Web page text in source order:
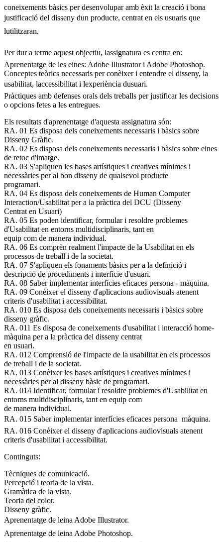
coneixements bàsics per desenvolupar amb èxit la creació i bona
justificació del disseny dun producte, centrat en els usuaris que
lutilitzaran.
Per dur a terme aquest objectiu, lassignatura es centra en:
Aprenentatge de les eines: Adobe Illustrator i Adobe Photoshop.
Conceptes teòrics necessaris per conèixer i entendre el disseny, la
usabilitat, laccessibilitat i lexperiència dusuari.
Pràctiques amb defenses orals dels treballs per justificar les decisions
o opcions fetes a les entregues.
Els resultats d'aprenentatge d'aquesta assignatura són:
RA. 01 Es disposa dels coneixements necessaris i bàsics sobre
Disseny Gràfic.
RA. 02 Es disposa dels coneixements necessaris i bàsics sobre eines
de retoc d'imatge.
RA. 03 S'apliquen les bases artístiques i creatives mínimes i
necessàries per al bon disseny de qualsevol producte
programari.
RA. 04 Es disposa dels coneixements de Human Computer
Interaction/Usabilitat per a la pràctica del DCU (Disseny
Centrat en Usuari)
RA. 05 Es poden identificar, formular i resoldre problemes
d'Usabilitat en entorns multidisciplinaris, tant en
equip com de manera individual.
RA. 06 Es comprèn realment l'impacte de la Usabilitat en els
processos de treball i de la societat.
RA. 07 S'apliquen els fonaments bàsics per a la definició i
descripció de procediments i interfície d'usuari.
RA. 08 Saber implementar interfícies eficaces persona - màquina.
RA. 09 Conèixer el disseny d'aplicacions audiovisuals atenent
criteris d'usabilitat i accessibilitat.
RA. 010 Es disposa dels coneixements necessaris i bàsics sobre
disseny gràfic.
RA. 011 Es disposa de coneixements d'usabilitat i interacció home-
màquina per a la pràctica del disseny centrat
en usuari.
RA. 012 Comprensió de l'impacte de la usabilitat en els processos
de treball i de la societat.
RA. 013 Conèixer les bases artístiques i creatives mínimes i
necessàries per al disseny bàsic de programari.
RA. 014 Identificar, formular i resoldre problemes d'Usabilitat en
entorns multidisciplinaris, tant en equip com
de manera individual.
RA. 015 Saber implementar interfícies eficaces persona  màquina.
RA. 016 Conèixer el disseny d'aplicacions audiovisuals atenent
criteris d'usabilitat i accessibilitat.
Continguts:
Tècniques de comunicació.
Percepció i teoria de la vista.
Gramàtica de la vista.
Teoria del color.
Disseny gràfic.
Aprenentatge de leina Adobe Illustrator.
Aprenentatge de leina Adobe Photoshop.